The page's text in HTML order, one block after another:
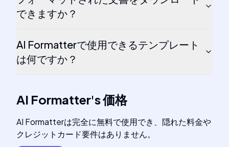
できますか？
AI Formatterで使用できるテンプレート
は何ですか？
AI Formatter's価格
AI Formatterは完全に無料で使用でき、隠れた料金や
クレジットカード要件はありません。